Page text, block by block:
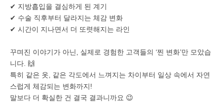
✔ 지방흡입을 결심하게 된 계기
✔ 수술 직후부터 달라지는 체감 변화
✔ 시간이 지나면서 더 또렷해지는 라인
꾸며진 이야기가 아닌, 실제로 경험한 고객들의 ‘찐 변화’만 모았습
니다. 🙌
특히 같은 옷, 같은 각도에서 느껴지는 차이부터 일상 속에서 자연
스럽게 체감되는 변화까지!
말보다 더 확실한 건 결국 결과니까요 😉